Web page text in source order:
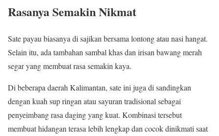
Rasanya Semakin Nikmat
Sate payau biasanya di sajikan bersama lontong atau nasi hangat.
Selain itu, ada tambahan sambal khas dan irisan bawang merah
segar yang membuat rasa semakin kaya.
Di beberapa daerah Kalimantan, sate ini juga di sandingkan
dengan kuah sup ringan atau sayuran tradisional sebagai
penyeimbang rasa daging yang kuat. Kombinasi tersebut
membuat hidangan terasa lebih lengkap dan cocok dinikmati saat